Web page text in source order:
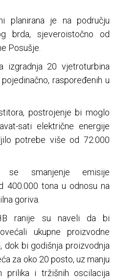
planirana je na području
brda, sjeveroistočno od
Posušje.
izgradnja 20 vjetroturbina
raspoređenih u
postrojenje bi moglo
sati električne energije
potrebe više od 72.000
se smanjenje emisije
400.000 tona u odnosu na
goriva.
ranije su naveli da bi
ukupne proizvodne
dok bi godišnja proizvodnja
za oko 20 posto, uz manju
prilika i tržišnih oscilacija